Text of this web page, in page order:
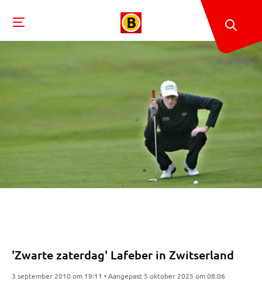
'Zwarte zaterdag' Lafeber in Zwitserland
3 september 2010 om 19:11 • Aangepast 5 oktober 2025 om 08:06